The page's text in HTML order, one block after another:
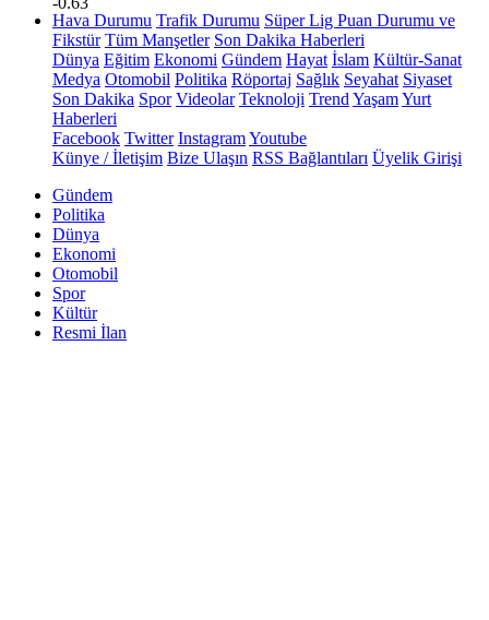
Hava Durumu Trafik Durumu Süper Lig Puan Durumu ve
Fikstür Tüm Manşetler Son Dakika Haberleri
Dünya Eğitim Ekonomi Gündem Hayat İslam Kültür-Sanat
Medya Otomobil Politika Röportaj Sağlık Seyahat Siyaset
Son Dakika Spor Videolar Teknoloji Trend YaşamYurt
Haberleri
Facebook Twitter InstagramYoutube
Künye / İletişim Bize Ulaşın RSS Bağlantıları Üyelik Girişi
Gündem
Politika
Dünya
Ekonomi
Otomobil
Spor
Kültür
Resmi İlan